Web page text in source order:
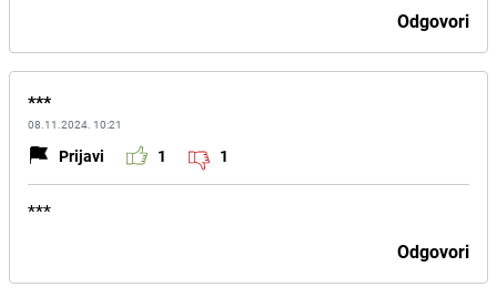
Odgovori
***
08.11.2024. 10:21
Prijavi 1 1
***
Odgovori